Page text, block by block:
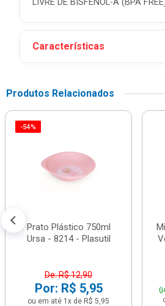
LIVRE DE BISFENOL-A (BPA
Características
Produtos Relacionados
-54%
Prato Plástico 750ml
Ursa - 8214 - Plasutil
De: R$ 12,90
Por: R$ 5,95
ou em até 1x de R$ 5,95